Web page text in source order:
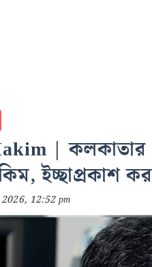
| কলকাতার
ইচ্ছাপ্রকাশ
2026, 12:52 pm